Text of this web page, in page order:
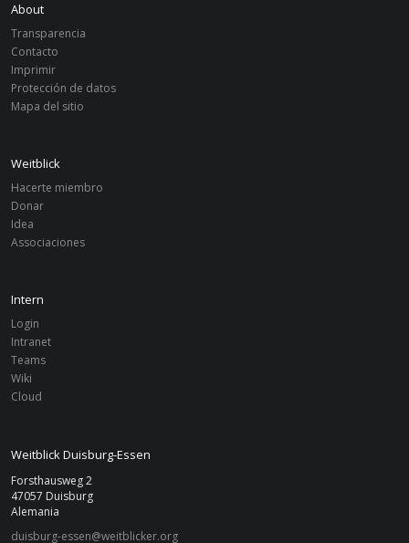
About
Transparencia
Contacto
Imprimir
Protección de datos
Mapa del sitio
Weitblick
Hacerte miembro
Donar
Idea
Associaciones
Intern
Login
Intranet
Teams
Wiki
Cloud
Weitblick Duisburg-Essen
Forsthausweg 2
47057 Duisburg
Alemania
duisburg-essen@weitblicker.org